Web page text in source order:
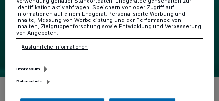
Foto: Ministerium für Heimat, Kommunales, Bau und Digitalisierung
Verwendung genauer Standortdaten. Endgeräteeigenschaften zur
Identifikation aktiv abfragen. Speichern von oder Zugriff auf
Informationen auf einem Endgerät. Personalisierte Werbung und
Inhalte, Messung von Werbeleistung und der Performance von
Inhalten, Zielgruppenforschung sowie Entwicklung und Verbesserung
von Angeboten.
Ausführliche Informationen
Impressum
Datenschutz